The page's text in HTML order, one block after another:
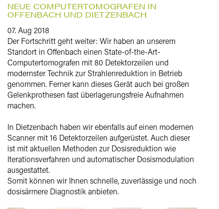
NEUE COMPUTERTOMOGRAFEN IN
OFFENBACH UND DIETZENBACH
07. Aug 2018
Der Fortschritt geht weiter: Wir haben an unserem
Standort in Offenbach einen State-of-the-Art-
Computertomografen mit 80 Detektorzeilen und
modernster Technik zur Strahlenreduktion in Betrieb
genommen. Ferner kann dieses Gerät auch bei großen
Gelenkprothesen fast überlagerungsfreie Aufnahmen
machen.
In Dietzenbach haben wir ebenfalls auf einen modernen
Scanner mit 16 Detektorzeilen aufgerüstet. Auch dieser
ist mit aktuellen Methoden zur Dosisreduktion wie
Iterationsverfahren und automatischer Dosismodulation
ausgestattet.
Somit können wir Ihnen schnelle, zuverlässige und noch
dosisärmere Diagnostik anbieten.